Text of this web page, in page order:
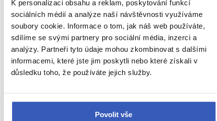
K personalizaci obsahu a reklam, poskytování funkcí
sociálních médií a analýze naší návštěvnosti využíváme
soubory cookie. Informace o tom, jak náš web používáte,
sdílíme se svými partnery pro sociální média, inzerci a
analýzy. Partneři tyto údaje mohou zkombinovat s dalšími
informacemi, které jste jim poskytli nebo které získali v
důsledku toho, že používáte jejich služby.
Povolit vše
Inspirace
Barcelona (nejen) z oblaků aneb Neobyčejná
vyhlídka z mrakodrapu Torre Glòries
7746 přečtení